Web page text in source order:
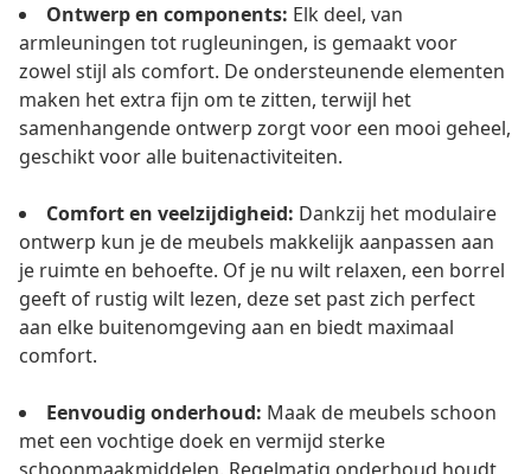
Ontwerp en components: Elk deel, van
armleuningen tot rugleuningen, is gemaakt voor
zowel stijl als comfort. De ondersteunende elementen
maken het extra fijn om te zitten, terwijl het
samenhangende ontwerp zorgt voor een mooi geheel,
geschikt voor alle buitenactiviteiten.
Comfort en veelzijdigheid: Dankzij het modulaire
ontwerp kun je de meubels makkelijk aanpassen aan
je ruimte en behoefte. Of je nu wilt relaxen, een borrel
geeft of rustig wilt lezen, deze set past zich perfect
aan elke buitenomgeving aan en biedt maximaal
comfort.
Eenvoudig onderhoud: Maak de meubels schoon
met een vochtige doek en vermijd sterke